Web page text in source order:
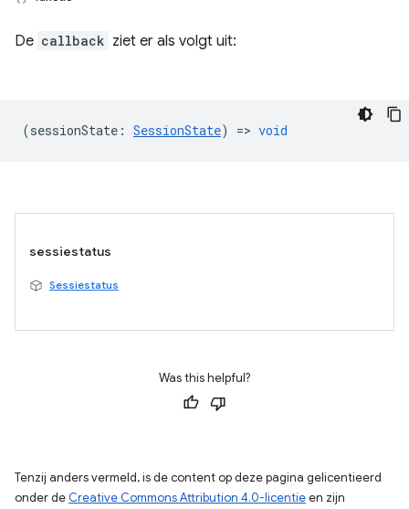
De callback ziet er als volgt uit:
(sessionState : SessionState) => void
sessiestatus
Sessiestatus
Was this helpful?
Tenzij anders vermeld, is de content op deze pagina gelicentieerd
onder de Creative Commons Attribution 4.0-licentieen zijn